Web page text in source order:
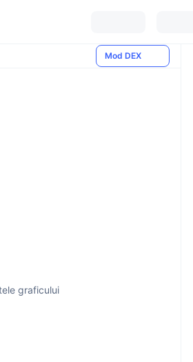
Mod DEX
graficului